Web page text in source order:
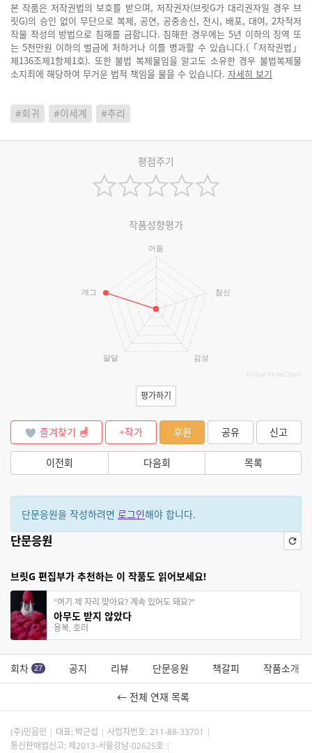
본 작품은 저작권법의 보호를 받으며, 저작권자(브릿G가 대리권자일 경우 브
릿G)의 승인 없이 무단으로 복제, 공연, 공중송신, 전시, 배포, 대여, 2차적저
작물 작성의 방법으로 침해를 금합니다. 침해한 경우에는 5년 이하의 징역 또
는 5천만원 이하의 벌금에 처하거나 이를 병과할 수 있습니다.(「저작권법」
제136조제1항제1호). 또한 불법 복제물임을 알고도 소유한 경우 불법복제물
소지죄에 해당하여 무거운 법적 책임을 물을 수 있습니다. 자세히 보기
#회귀 #이세계 #추리
평점주기
작품성향평가
어둠
참신
감성
달달
개그
JS chart by amCharts
평가하기
즐겨찾기 +작가 후원 공유 신고
이전회 다음회 목록
단문응원을 작성하려면 로그인해야 합니다.
단문응원
브릿G 편집부가 추천하는 이 작품도 읽어보세요!
"여기 제 자리 맞아요? 계속 있어도 돼요?"
아무도 받지 않았다
용복, 호러
회차 27 공지 리뷰 단문응원 책갈피 작품소개
← 전체 연재 목록
(주)민음인 대표: 박근섭 사업자번호: 211-88-33701
통신판매업신고: 제2013-서울강남-02625호